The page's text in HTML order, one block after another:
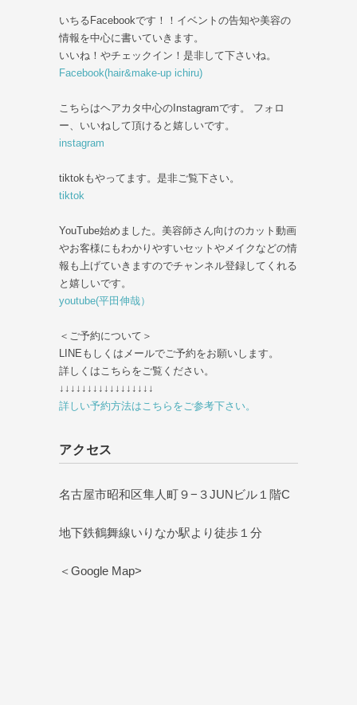
いちるFacebookです！！イベントの告知や美容の
情報を中心に書いていきます。
いいね！やチェックイン！是非して下さいね。
Facebook(hair&make-up ichiru)
こちらはヘアカタ中心のInstagramです。 フォロ
ー、いいねして頂けると嬉しいです。
instagram
tiktokもやってます。是非ご覧下さい。
tiktok
YouTube始めました。美容師さん向けのカット動画
やお客様にもわかりやすいセットやメイクなどの情
報も上げていきますのでチャンネル登録してくれる
と嬉しいです。
youtube(平田伸哉）
＜ご予約について＞
LINEもしくはメールでご予約をお願いします。
詳しくはこちらをご覧ください。
↓↓↓↓↓↓↓↓↓↓↓↓↓↓↓↓↓
詳しい予約方法はこちらをご参考下さい。
アクセス
名古屋市昭和区隼人町９−３JUNビル１階C
地下鉄鶴舞線いりなか駅より徒歩１分
＜Google Map>